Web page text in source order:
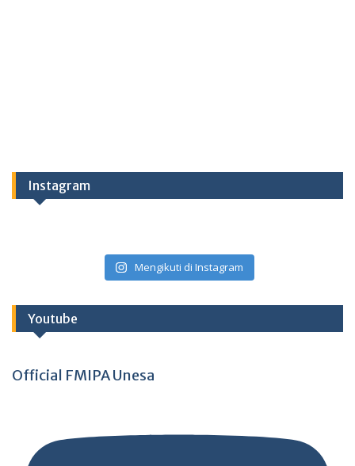
Instagram
Mengikuti di Instagram
Youtube
Official FMIPA Unesa